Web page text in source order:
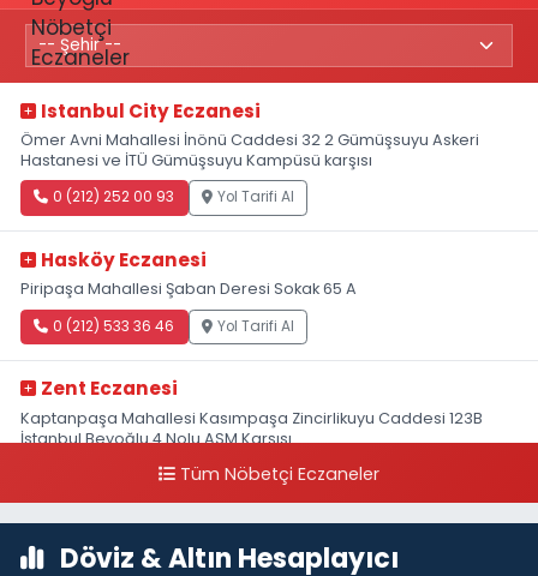
Istanbul City Eczanesi
Ömer Avni Mahallesi İnönü Caddesi 32 2 Gümüşsuyu Askeri
Hastanesi ve İTÜ Gümüşsuyu Kampüsü karşısı
0 (212) 252 00 93 Yol Tarifi Al
Hasköy Eczanesi
Piripaşa Mahallesi Şaban Deresi Sokak 65 A
0 (212) 533 36 46 Yol Tarifi Al
Zent Eczanesi
Kaptanpaşa Mahallesi Kasımpaşa Zincirlikuyu Caddesi 123B
İstanbul Beyoğlu 4 Nolu ASM Karşısı
0 (212) 297 96 92 Yol Tarifi Al
Tüm Nöbetçi Eczaneler
Döviz & Altın Hesaplayıcı